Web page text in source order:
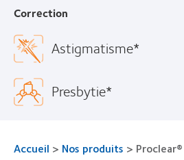
Correction
Astigmatisme*
Presbytie*
Accueil > Nos produits >